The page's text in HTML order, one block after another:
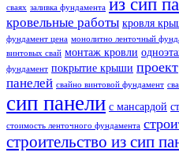
сваях заливка фундамента
кровельные работы кровля
фундамент цена монолитно ленточный
винтовых свай монтаж кровли
фундамент покрытие крыши проект
панелей свайно винтовой фундамент
сип панели с мансардой
стоимость ленточного фундамента
строительство из сип